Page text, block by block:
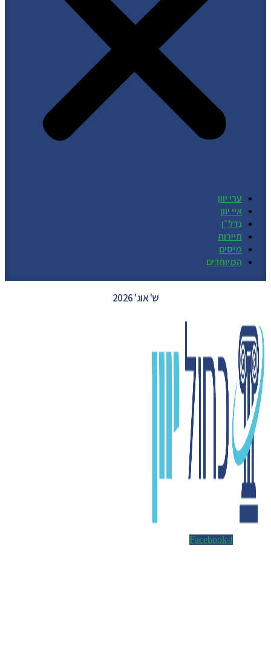
ערי יוון
איי יוון
נדל״ן
תיירות
מיסים
המיוחדים
ש' אוג' 2026
Facebook-f